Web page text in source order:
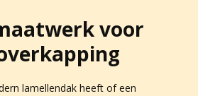
voor
lamellendak heeft of een